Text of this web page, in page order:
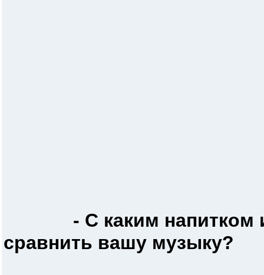
- С каким
сравнить вашу музыку?